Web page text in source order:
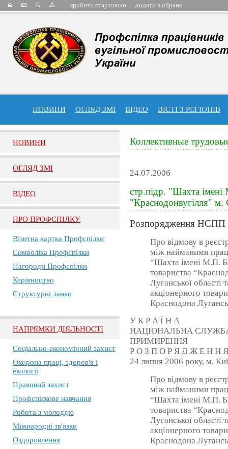
зробити стартовою додати в обране
НОВИНИ ОГЛЯД ЗМІ ВІДЕО ВІСТІ З РЕГІОНІВ
НОВИНИ
ОГЛЯД ЗМI
ВIДЕО
ПРО ПРОФСПIЛКУ
Візитна картка Профспілки
Символіка Профспілки
Нагороди Профспілки
Керівництво
Структурні ланки
НАПРЯМКИ ДІЯЛЬНОСТІ
Соціально-економічний захист
Охорона праці, здоров'я і
екології
Правовий захист
Профспілкове навчання
Робота з молоддю
Міжнародні зв'язки
Оздоровлення
Коллективные
24.07.2006
стр.підр. "Шахта
"Краснодонвугілля" м.
Розпорядження НСПП
Про відмову в
між найманими
“Шахта імені М.П.
товариства
Луганської області
акціонерного
Краснодона
У К Р А Ї Н А
НАЦІОНАЛЬНА
ПРИМИРЕННЯ
Р О З П О Р Я Д Ж Е Н Н
24 липня 2006 року, м.
Про відмову в
між найманими
“Шахта імені М.П.
товариства
Луганської області
акціонерного
Краснодона